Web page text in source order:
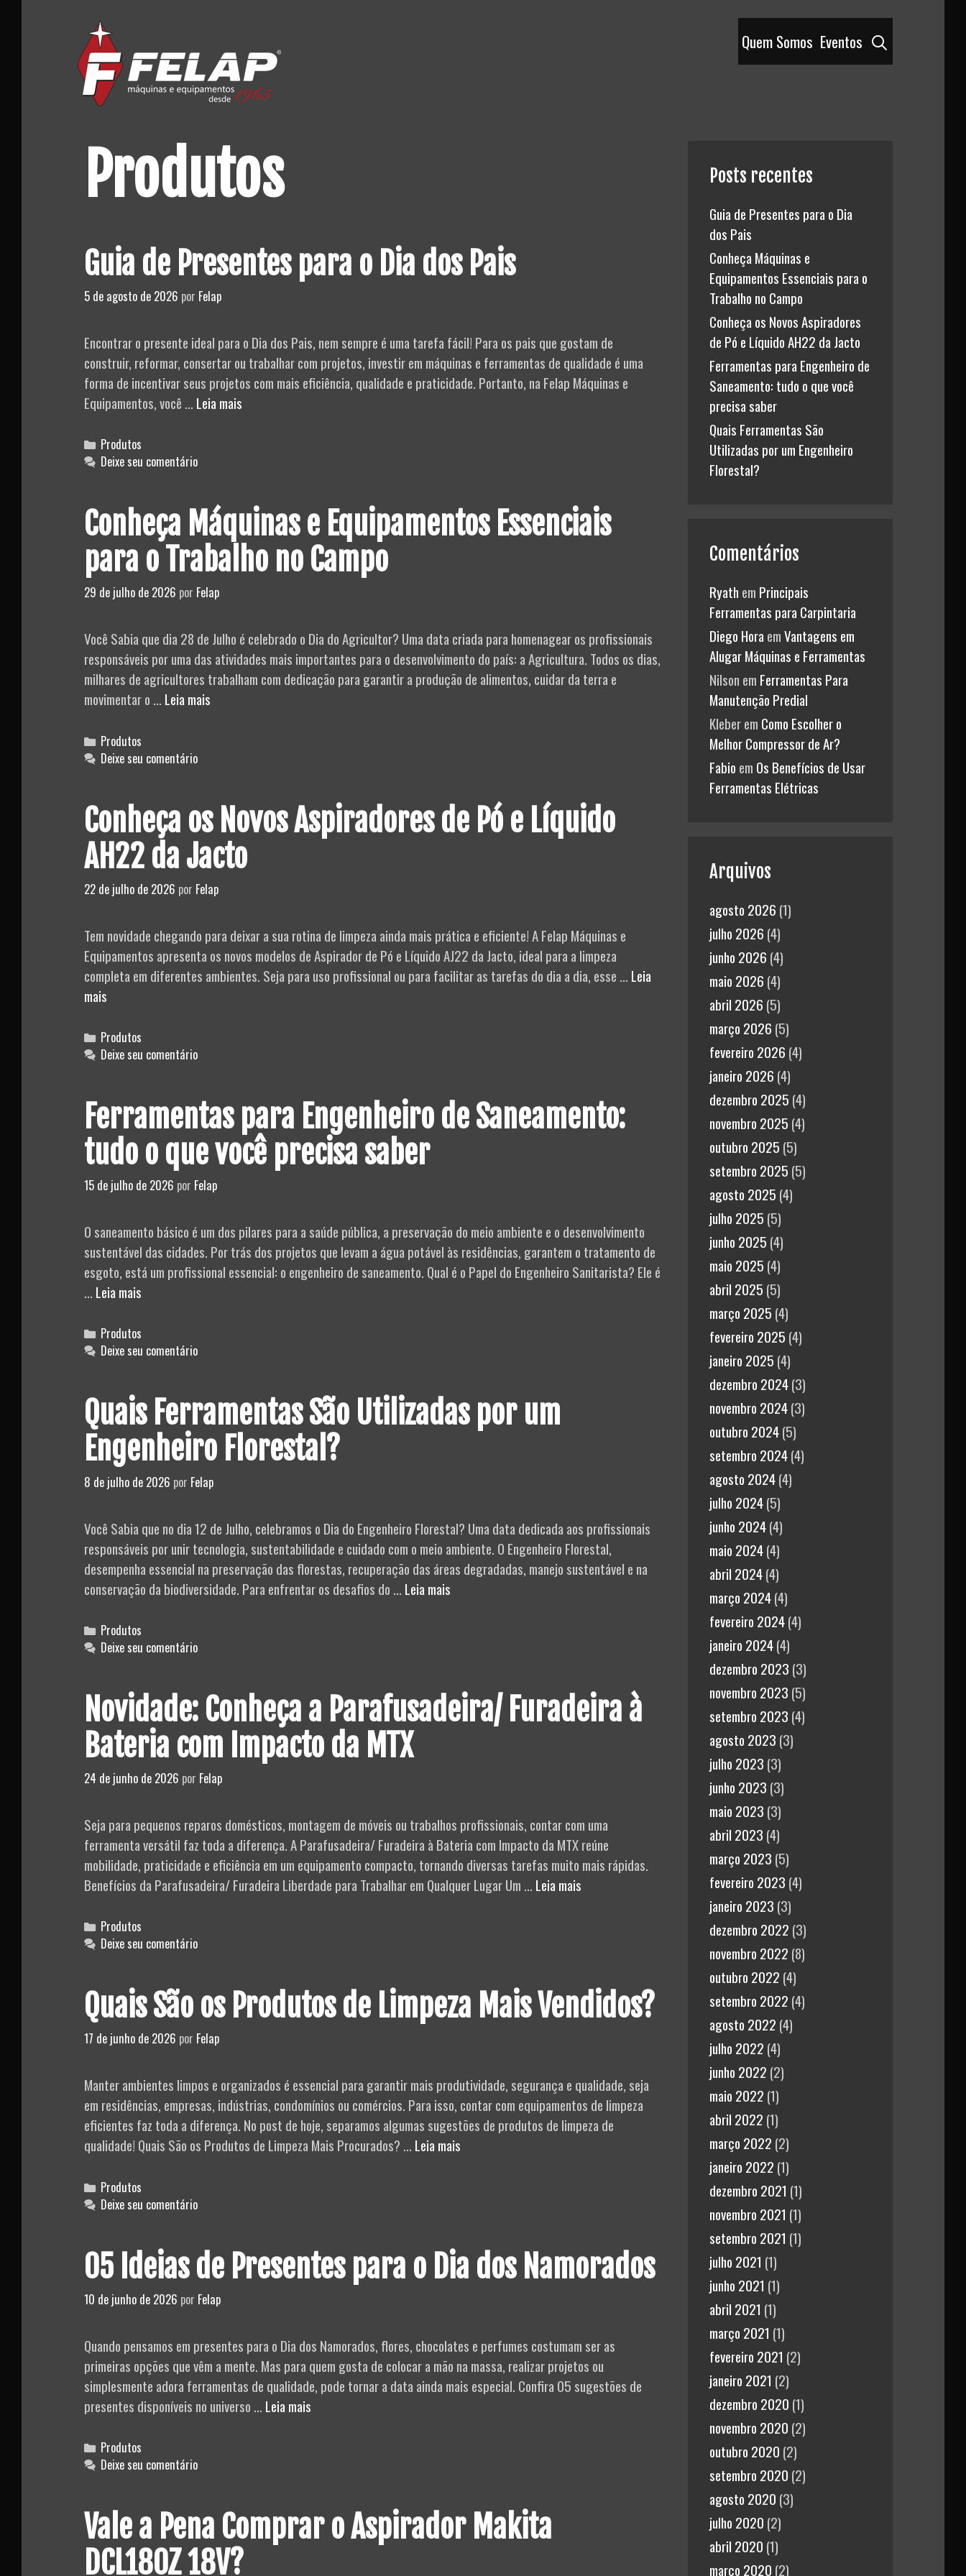
Quem Somos Eventos
Produtos
Guia de Presentes para o Dia dos Pais
5 de agosto de 2026 por Felap
Encontrar o presente ideal para o Dia dos Pais, nem sempre é uma tarefa fácil! Para os pais que gostam de
construir, reformar, consertar ou trabalhar com projetos, investir em máquinas e ferramentas de qualidade é uma
forma de incentivar seus projetos com mais eficiência, qualidade e praticidade. Portanto, na Felap Máquinas e
Equipamentos, você … Leia mais
Dia
Pais
Categories
Produtos
Deixe seu comentário
Conheça Máquinas e Equipamentos Essenciais
para o Trabalho no Campo
29 de julho de 2026 por Felap
Você Sabia que dia 28 de Julho é celebrado o Dia do Agricultor? Uma data criada para homenagear os profissionais
responsáveis por uma das atividades mais importantes para o desenvolvimento do país: a Agricultura. Todos os dias,
milhares de agricultores trabalham com dedicação para garantir a produção de alimentos, cuidar da terra e
movimentar o … Leia mais
o
Trabalho
no
Categories
Produtos
Deixe seu comentário
Conheça os Novos Aspiradores de Pó e Líquido
AH22 da Jacto
22 de julho de 2026 por Felap
Tem novidade chegando para deixar a sua rotina de limpeza ainda mais prática e eficiente! A Felap Máquinas e
Equipamentos apresenta os novos modelos de Aspirador de Pó e Líquido AJ22 da Jacto, ideal para a limpeza
completa em diferentes ambientes. Seja para uso profissional ou para facilitar as tarefas do dia a dia, esse … Leia
mais
Novos
Aspiradores
e
Líquido
AH22
da
Jacto
Categories
Produtos
Deixe seu comentário
Ferramentas para Engenheiro de Saneamento:
tudo o que você precisa saber
15 de julho de 2026 por Felap
O saneamento básico é um dos pilares para a saúde pública, a preservação do meio ambiente e o desenvolvimento
sustentável das cidades. Por trás dos projetos que levam a água potável às residências, garantem o tratamento de
esgoto, está um profissional essencial: o engenheiro de saneamento. Qual é o Papel do Engenheiro Sanitarista? Ele é
… Leia mais
de
o
que
precisa
saber
Categories
Produtos
Deixe seu comentário
Quais Ferramentas São Utilizadas por um
Engenheiro Florestal?
8 de julho de 2026 por Felap
Você Sabia que no dia 12 de Julho, celebramos o Dia do Engenheiro Florestal? Uma data dedicada aos profissionais
responsáveis por unir tecnologia, sustentabilidade e cuidado com o meio ambiente. O Engenheiro Florestal,
desempenha essencial na preservação das florestas, recuperação das áreas degradadas, manejo sustentável e na
conservação da biodiversidade. Para enfrentar os desafios do … Leia mais
um
Engenheiro
Florestal?
Categories
Produtos
Deixe seu comentário
Novidade: Conheça a Parafusadeira/ Furadeira à
Bateria com Impacto da MTX
24 de junho de 2026 por Felap
Seja para pequenos reparos domésticos, montagem de móveis ou trabalhos profissionais, contar com uma
ferramenta versátil faz toda a diferença. A Parafusadeira/ Furadeira à Bateria com Impacto da MTX reúne
mobilidade, praticidade e eficiência em um equipamento compacto, tornando diversas tarefas muito mais rápidas.
Benefícios da Parafusadeira/ Furadeira Liberdade para Trabalhar em Qualquer Lugar Um … Leia mais
Bateria
MTX
Categories
Produtos
Deixe seu comentário
Quais São os Produtos de Limpeza Mais Vendidos?
17 de junho de 2026 por Felap
Manter ambientes limpos e organizados é essencial para garantir mais produtividade, segurança e qualidade, seja
em residências, empresas, indústrias, condomínios ou comércios. Para isso, contar com equipamentos de limpeza
eficientes faz toda a diferença. No post de hoje, separamos algumas sugestões de produtos de limpeza de
qualidade! Quais São os Produtos de Limpeza Mais Procurados? … Leia mais
Limpeza
Mais
Vendidos?
Categories
Produtos
Deixe seu comentário
05 Ideias de Presentes para o Dia dos Namorados
10 de junho de 2026 por Felap
Quando pensamos em presentes para o Dia dos Namorados, flores, chocolates e perfumes costumam ser as
primeiras opções que vêm a mente. Mas para quem gosta de colocar a mão na massa, realizar projetos ou
simplesmente adora ferramentas de qualidade, pode tornar a data ainda mais especial. Confira 05 sugestões de
presentes disponíveis no universo … Leia mais
Dia
dos
Categories
Produtos
Deixe seu comentário
Vale a Pena Comprar o Aspirador Makita
DCL180Z 18V?
Posts recentes
Guia de Presentes para o Dia
dos Pais
Conheça Máquinas e
Equipamentos Essenciais para o
Trabalho no Campo
Conheça os Novos Aspiradores
de Pó e Líquido AH22 da Jacto
Ferramentas para Engenheiro de
Saneamento: tudo o que você
precisa saber
Quais Ferramentas São
Utilizadas por um Engenheiro
Florestal?
Comentários
Ryath em Principais
Ferramentas para Carpintaria
Diego Hora emVantagens em
Alugar Máquinas e Ferramentas
Nilson em Ferramentas Para
Manutenção Predial
Kleberem Como Escolher o
Melhor Compressor de Ar?
Fabio em Os Benefícios de Usar
Ferramentas Elétricas
Arquivos
agosto 2026 (1)
julho 2026 (4)
junho 2026 (4)
maio 2026 (4)
abril 2026 (5)
março 2026 (5)
fevereiro 2026 (4)
janeiro 2026 (4)
dezembro 2025 (4)
novembro 2025 (4)
outubro 2025 (5)
setembro 2025 (5)
agosto 2025 (4)
julho 2025 (5)
junho 2025 (4)
maio 2025 (4)
abril 2025 (5)
março 2025 (4)
fevereiro 2025 (4)
janeiro 2025 (4)
dezembro 2024(3)
novembro 2024(3)
outubro 2024(5)
setembro 2024(4)
agosto 2024(4)
julho 2024(5)
junho 2024(4)
maio 2024(4)
abril 2024(4)
março 2024(4)
fevereiro 2024(4)
janeiro 2024(4)
dezembro 2023 (3)
novembro 2023 (5)
setembro 2023 (4)
agosto 2023 (3)
julho 2023 (3)
junho 2023 (3)
maio 2023 (3)
abril 2023 (4)
março 2023 (5)
fevereiro 2023 (4)
janeiro 2023 (3)
dezembro 2022 (3)
novembro 2022 (8)
outubro 2022 (4)
setembro 2022 (4)
agosto 2022 (4)
julho 2022 (4)
junho 2022 (2)
maio 2022 (1)
abril 2022 (1)
março 2022 (2)
janeiro 2022 (1)
dezembro 2021 (1)
novembro 2021 (1)
setembro 2021 (1)
julho 2021 (1)
junho 2021 (1)
abril 2021 (1)
março 2021 (1)
fevereiro 2021 (2)
janeiro 2021 (2)
dezembro 2020 (1)
novembro 2020 (2)
outubro 2020 (2)
setembro 2020 (2)
agosto 2020 (3)
julho 2020 (2)
abril 2020 (1)
março 2020 (2)